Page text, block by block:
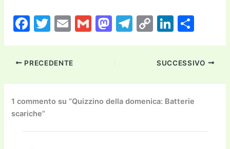
F
c
e
b
o
o
k
T
itt
er
E
ai
l
G
M
d
o
T
a
m
C
p
y
Li
n
Li
k
e
dI
n
n
di
vi
PRECEDENTE SUCCESSIVO
1 commento su “Quizzino della domenica: Batterie
scariche”